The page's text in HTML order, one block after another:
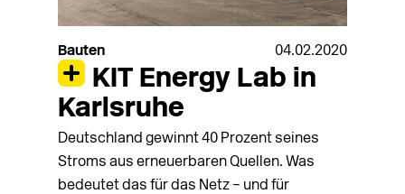
Bauten 04.02.2020
KIT Energy Lab in
Karlsruhe
Deutschland gewinnt 40 Prozent seines
Stroms aus erneuerbaren Quellen. Was
bedeutet das für das Netz – und für